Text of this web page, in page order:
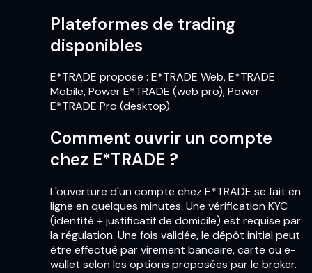
Plateformes de trading
disponibles
E*TRADE propose : E*TRADE Web, E*TRADE
Mobile, Power E*TRADE (web pro), Power
E*TRADE Pro (desktop).
Comment ouvrir un compte
chez E*TRADE ?
L'ouverture d'un compte chez E*TRADE se fait en
ligne en quelques minutes. Une vérification KYC
(identité + justificatif de domicile) est requise par
la régulation. Une fois validée, le dépôt initial peut
être effectué par virement bancaire, carte ou e-
wallet selon les options proposées par le broker.